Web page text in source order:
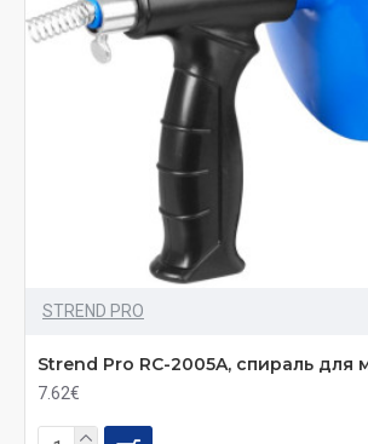
STREND PRO
Strend Pro RC-2005A, спираль для
7.62€